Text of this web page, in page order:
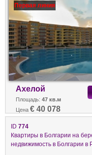
Первая линия
Ахелой
Площадь: 47 кв.м
Цена € 40 078
ID 774
Квартиры в Болгарии на
недвижимость в Болгарии в